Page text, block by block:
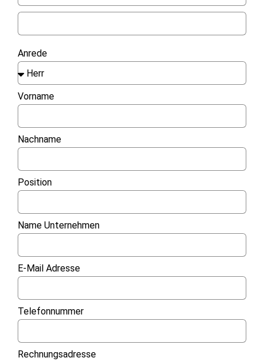
Anrede
Vorname
Nachname
Position
Name Unternehmen
E-Mail Adresse
Telefonnummer
Rechnungsadresse